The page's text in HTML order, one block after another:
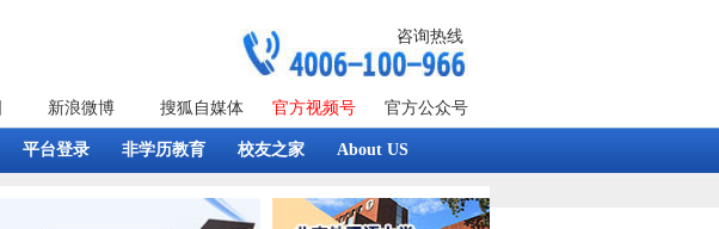
咨询热线
新浪微博 搜狐自媒体 官方视频号 官方公众号
平台登录 非学历教育 校友之家 About US